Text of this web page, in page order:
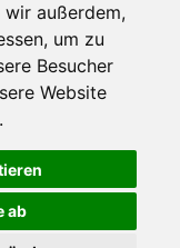
außerdem,
um zu
Besucher
Website
ab